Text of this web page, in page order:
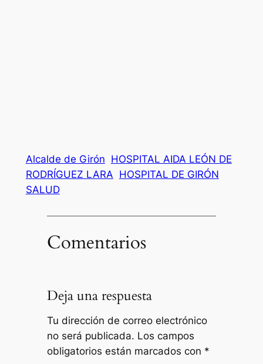
Alcalde de Girón HOSPITAL AIDA LEÓN DE
RODRÍGUEZ LARA HOSPITAL DE GIRÓN
SALUD
Comentarios
Deja una respuesta
Tu dirección de correo electrónico
no será publicada. Los campos
obligatorios están marcados con *